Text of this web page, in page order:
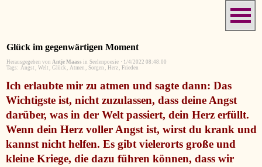
Glück im gegenwärtigen Moment
Herausgegeben von Antje Maass in Seelenpoesie · 1/4/2022 08:48:00
Tags: Angst , Welt , Glück , Atmen , Sorgen , Herz, Frieden
Ich erlaubte mir zu atmen und sagte dann: Das
Wichtigste ist, nicht zuzulassen, dass deine Angst
darüber, was in der Welt passiert, dein Herz erfüllt.
Wenn dein Herz voller Angst ist, wirst du krank und
kannst nicht helfen. Es gibt vielerorts große und
kleine Kriege, die dazu führen können, dass wir